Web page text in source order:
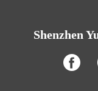
Shenzhen